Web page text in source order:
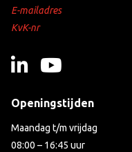
E-mailadres
KvK-nr
Openingstijden
Maandag t/m vrijdag
08:00 – 16:45 uur